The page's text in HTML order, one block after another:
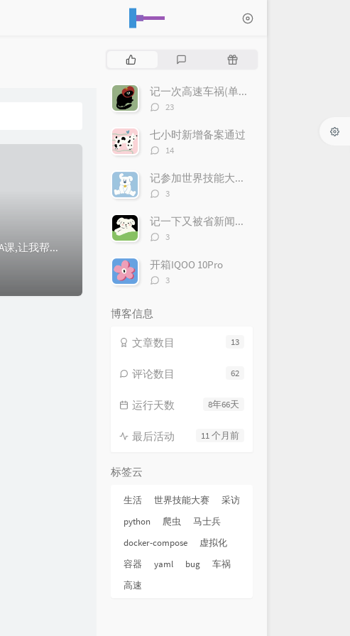
python爬马士兵教育视频因周五,在等放假,刚好朋友买了套马士兵的MCA课,让我帮忙爬下来,因ts使用AES加密,大概耗时2小时写完1.获取课程列表接口...
文
评
随
文记一次高速车祸(单方事故，车辆全损)
评
数：
23
七小时新增备案通过
评
数：
14
记参加世界技能大赛网站设计与开发项目集中训练 - 1
评
数：
3
记一下又被省新闻联播采访
评
数：
3
开箱IQOO 10Pro
评
3
博客信息
13
文章数目
62
评论数目
8年66天
运行天数
11 个月前
最后活动
标签云
生活 世界技能大赛
采访
python
爬虫
马士兵
docker-compose
虚拟化
容器
yaml bug
车祸
高速